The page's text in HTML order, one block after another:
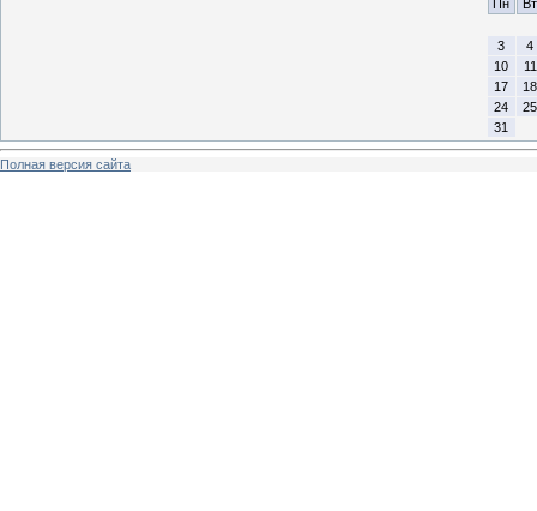
Пн Вт
3
4
10
11
17
18
24
25
31
Полная версия сайта